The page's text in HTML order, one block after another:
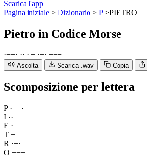
Scarica l'app
Pagina iniziale > Dizionario > P>PIETRO
Pietro in Codice Morse
·−−· ·· · − ·−· −−−
Ascolta Scarica .wav Copia
Scomposizione per lettera
P ·−−·
I ··
E ·
T −
R ·−·
O −−−